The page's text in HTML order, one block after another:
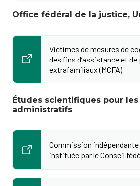
Office fédéral de la justice,
Victimes de mesures de
des fins d’assistance et
extrafamiliaux (MCFA)
Études scientifiques pour
administratifs
Commission
instituée par le Conseil